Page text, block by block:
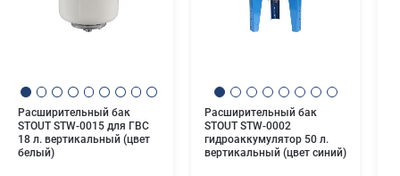
Расширительный бак
STOUT STW-0015 для ГВС
18 л. вертикальный (цвет
белый)
Расширительный бак
STOUT STW-0002
гидроаккумулятор 50 л.
вертикальный (цвет синий)